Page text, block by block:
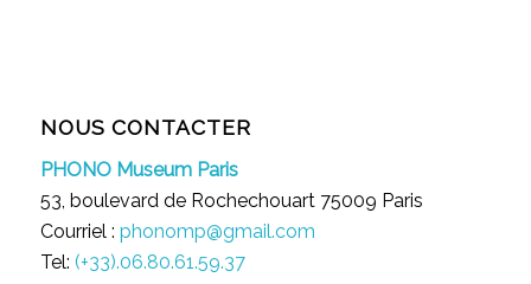
NOUS CONTACTER
PHONO Museum Paris
53, boulevard de Rochechouart 75009 Paris
Courriel : phonomp@gmail.com
Tel: (+33).06.80.61.59.37